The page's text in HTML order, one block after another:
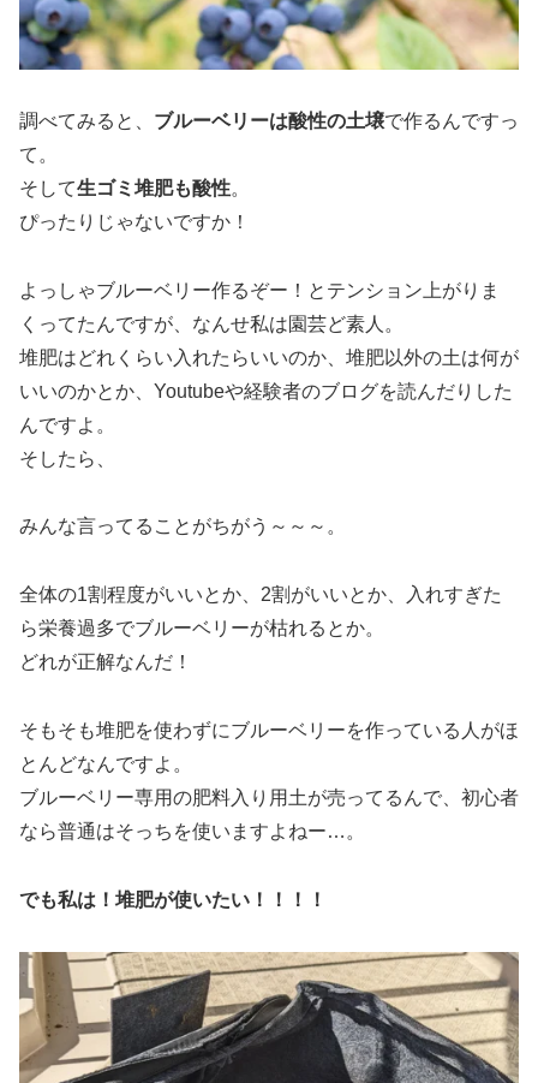
調べてみると、 ブルーベリーは酸性の土壌で作るんですっ
て。
そして生ゴミ堆肥も酸性。
ぴったりじゃないですか！
よっしゃブルーベリー作るぞー！とテンション上がりま
くってたんですが、なんせ私は園芸ど素人。
堆肥はどれくらい入れたらいいのか、堆肥以外の土は何が
いいのかとか、Youtubeや経験者のブログを読んだりした
んですよ。
そしたら、
みんな言ってることがちがう～～～。
全体の1割程度がいいとか、2割がいいとか、入れすぎた
ら栄養過多でブルーベリーが枯れるとか。
どれが正解なんだ！
そもそも堆肥を使わずにブルーベリーを作っている人がほ
とんどなんですよ。
ブルーベリー専用の肥料入り用土が売ってるんで、初心者
なら普通はそっちを使いますよねー…。
でも私は！堆肥が使いたい！！！！